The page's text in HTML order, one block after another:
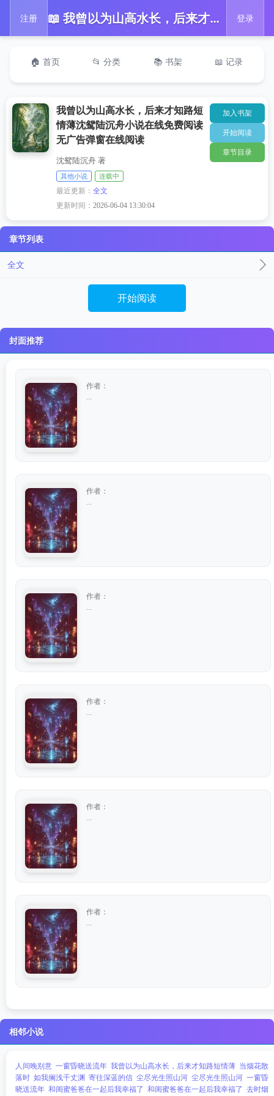
注册 📖 我曾以为山高水长，后来才知路短情薄沈鸳陆沉舟小说在线免费阅读无广告弹窗在线阅读 登录
🏠 首页 📂 分类 📚 书架 📖 记录
我曾以为山高水长，后来才知路短
情薄沈鸳陆沉舟小说在线免费阅读
无广告弹窗在线阅读
沈鸳陆沉舟 著
其他小说 连载中
最近更新：全文
更新时间：2026-06-04 13:30:04
加入书架
开始阅读
章节目录
章节列表
全文
开始阅读
封面推荐
作者：
作者：
作者：
作者：
作者：
作者：
相邻小说
人间晚别意 一窗昏晓送流年 我曾以为山高水长，后来才知路短情薄 当烟花散
落时 如我搁浅千丈渊 寄往深蓝的信 尘尽光生照山河 尘尽光生照山河 一窗昏
晓送流年 和闺蜜爸爸在一起后我幸福了 和闺蜜爸爸在一起后我幸福了 去时烟